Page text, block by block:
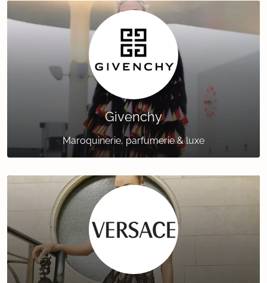
Givenchy
Maroquinerie, parfumerie & luxe